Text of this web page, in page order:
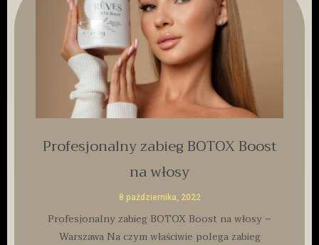
Profesjonalny zabieg BOTOX Boost
na włosy
8 października, 2022
Profesjonalny zabieg BOTOX Boost na włosy –
Warszawa Na czym właściwie polega zabieg